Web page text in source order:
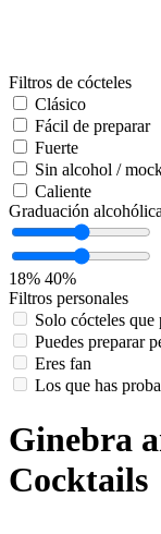
Filtros de cócteles
Clásico
Fácil de preparar
Fuerte
Sin alcohol /
Caliente
Graduación alcohólica
18% 40%
Filtros personales
Solo cócteles que
Puedes preparar
Eres fan
Los que has
Ginebra
Cocktails